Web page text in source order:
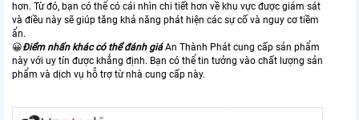
hơn. Từ đó, bạn có thể có cái nhìn chi tiết hơn về khu vực được giám sát
và điều này sẽ giúp tăng khả năng phát hiện các sự cố và nguy cơ tiềm
ẩn.
😀Điểm nhấn khác có thể đánh giáAn Thành Phát cung cấp sản phẩm
này với uy tín được khẳng định. Bạn có thể tin tưởng vào chất lượng sản
phẩm và dịch vụ hỗ trợ từ nhà cung cấp này.